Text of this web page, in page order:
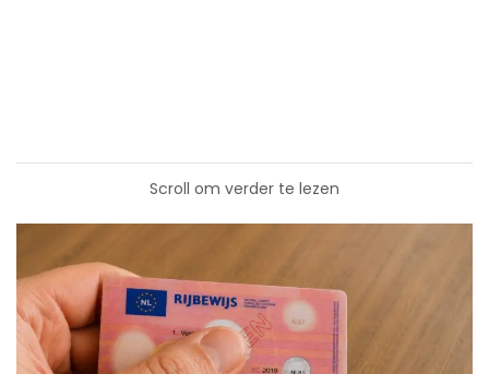
Scroll om verder te lezen